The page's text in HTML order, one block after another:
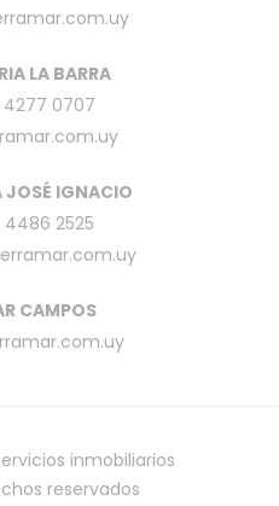
LA BARRA
4277 0707
JOSÉ IGNACIO
4486 2525
CAMPOS
inmobiliarios
reservados